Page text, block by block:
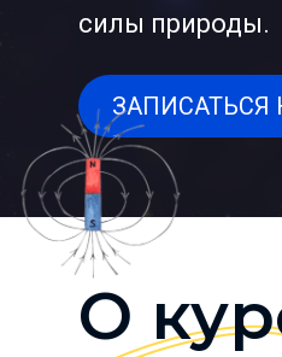
силы природы.
ЗАПИСАТЬСЯ
О